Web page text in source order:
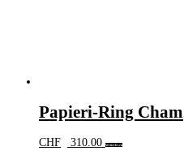
Papieri-Ring Cham
CHF 310.00 Weiterlesen